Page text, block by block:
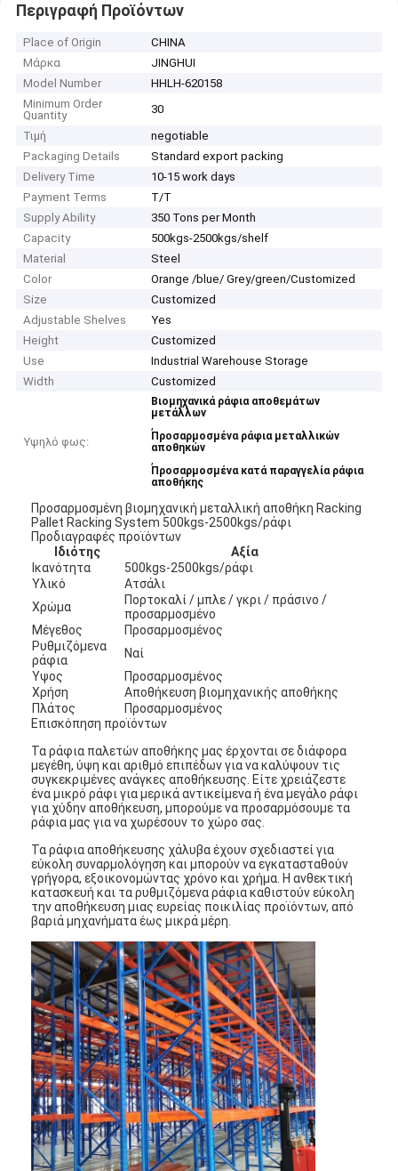
Περιγραφή Προϊόντων
Place of Origin
CHINA
Μάρκα
JINGHUI
Model Number
HHLH-620158
Minimum Order
Quantity
30
Τιμή
negotiable
Packaging Details
Standard export packing
Delivery Time
10-15 work days
Payment Terms
T/T
Supply Ability
350 Tons per Month
Capacity
500kgs-2500kgs/shelf
Material
Steel
Color
Orange /blue/ Grey/green/Customized
Size
Customized
Adjustable Shelves
Yes
Height
Customized
Use
Industrial Warehouse Storage
Width
Customized
Υψηλό φως:
Βιομηχανικά ράφια αποθεμάτων
μετάλλων
,
Προσαρμοσμένα ράφια μεταλλικών
αποθηκών
,
Προσαρμοσμένα κατά παραγγελία ράφια
αποθήκης
Προσαρμοσμένη βιομηχανική μεταλλική αποθήκη Racking
Pallet Racking System 500kgs-2500kgs/ράφι
Προδιαγραφές προϊόντων
Ιδιότης
Αξία
Ικανότητα
500kgs-2500kgs/ράφι
Υλικό
Ατσάλι
Χρώμα
Πορτοκαλί / μπλε / γκρι / πράσινο /
προσαρμοσμένο
Μέγεθος
Προσαρμοσμένος
Ρυθμιζόμενα
ράφια
Ναί
Υψος
Προσαρμοσμένος
Χρήση
Αποθήκευση βιομηχανικής αποθήκης
Πλάτος
Προσαρμοσμένος
Επισκόπηση προϊόντων
Τα ράφια παλετών αποθήκης μας έρχονται σε διάφορα
μεγέθη, ύψη και αριθμό επιπέδων για να καλύψουν τις
συγκεκριμένες ανάγκες αποθήκευσης. Είτε χρειάζεστε
ένα μικρό ράφι για μερικά αντικείμενα ή ένα μεγάλο ράφι
για χύδην αποθήκευση, μπορούμε να προσαρμόσουμε τα
ράφια μας για να χωρέσουν το χώρο σας.
Τα ράφια αποθήκευσης χάλυβα έχουν σχεδιαστεί για
εύκολη συναρμολόγηση και μπορούν να εγκατασταθούν
γρήγορα, εξοικονομώντας χρόνο και χρήμα. Η ανθεκτική
κατασκευή και τα ρυθμιζόμενα ράφια καθιστούν εύκολη
την αποθήκευση μιας ευρείας ποικιλίας προϊόντων, από
βαριά μηχανήματα έως μικρά μέρη.